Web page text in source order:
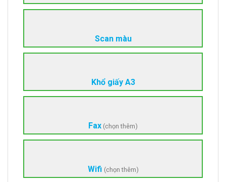
Scan màu
Khổ giấy A3
Fax (chọn thêm)
Wifi (chọn thêm)